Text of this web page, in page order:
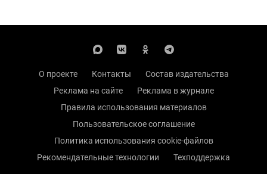
О проекте Контакты
Состав издательства
Реклама на сайте
Реклама в журнале
Правила использования материалов
Пользовательское соглашение
Политика использования cookie-файлов
Рекомендательные технологии
Техподдержка